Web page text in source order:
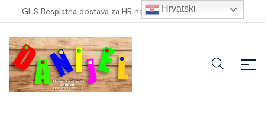
GLS Besplatna dostava za HR narudžbe veće od 100,00 €
Hrvatski